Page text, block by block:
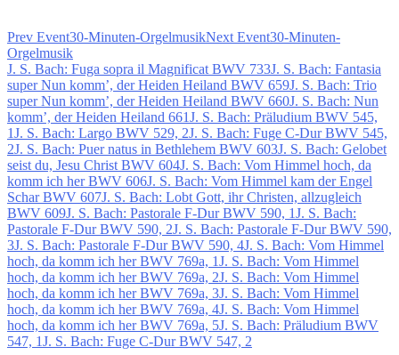
Prev Event30-Minuten-OrgelmusikNext Event30-Minuten-
Orgelmusik
J. S. Bach: Fuga sopra il Magnificat BWV 733J. S. Bach: Fantasia
super Nun komm’, der Heiden Heiland BWV 659J. S. Bach: Trio
super Nun komm’, der Heiden Heiland BWV 660J. S. Bach: Nun
komm’, der Heiden Heiland 661J. S. Bach: Präludium BWV 545,
1J. S. Bach: Largo BWV 529, 2J. S. Bach: Fuge C-Dur BWV 545,
2J. S. Bach: Puer natus in Bethlehem BWV 603J. S. Bach: Gelobet
seist du, Jesu Christ BWV 604J. S. Bach: Vom Himmel hoch, da
komm ich her BWV 606J. S. Bach: Vom Himmel kam der Engel
Schar BWV 607J. S. Bach: Lobt Gott, ihr Christen, allzugleich
BWV 609J. S. Bach: Pastorale F-Dur BWV 590, 1J. S. Bach:
Pastorale F-Dur BWV 590, 2J. S. Bach: Pastorale F-Dur BWV 590,
3J. S. Bach: Pastorale F-Dur BWV 590, 4J. S. Bach: Vom Himmel
hoch, da komm ich her BWV 769a, 1J. S. Bach: Vom Himmel
hoch, da komm ich her BWV 769a, 2J. S. Bach: Vom Himmel
hoch, da komm ich her BWV 769a, 3J. S. Bach: Vom Himmel
hoch, da komm ich her BWV 769a, 4J. S. Bach: Vom Himmel
hoch, da komm ich her BWV 769a, 5J. S. Bach: Präludium BWV
547, 1J. S. Bach: Fuge C-Dur BWV 547, 2